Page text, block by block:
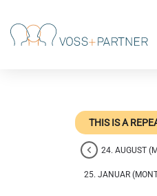
Skip to main content
THIS IS A
24. AUGUST
25. JANUAR